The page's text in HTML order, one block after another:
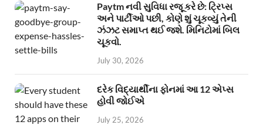
Paytm નવી સુવિધા રજૂ કરે છે: ટ્રિપ્સ
અને પાર્ટીઓ પછી, કોણે શું ચૂકવ્યું તેની
ઝંઝટ સમાપ્ત થઈ જશે. મિનિટોમાં બિલ
ચૂકવો.
July 30, 2026
દરેક વિદ્યાર્થીના ફોનમાં આ 12 એપ્સ
હોવી જોઈએ
July 25, 2026